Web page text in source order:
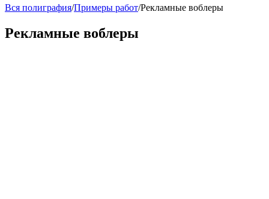
Вся полиграфия/Примеры работ/Рекламные воблеры
Рекламные воблеры